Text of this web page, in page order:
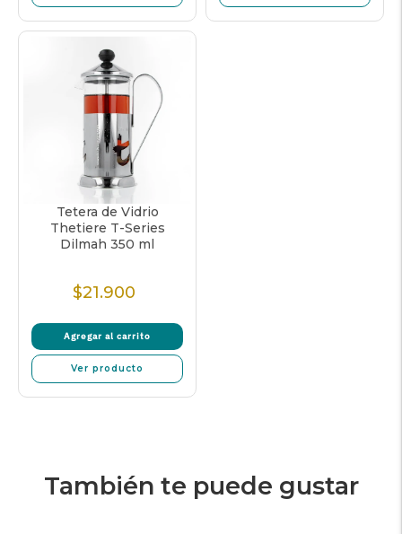
Tetera de Vidrio
Thetiere T-Series
Dilmah 350 ml
Precio
$21.900
Agregar al carrito
Ver producto
También te puede gustar